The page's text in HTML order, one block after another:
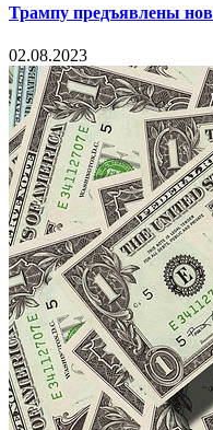
Трампу предъявлены
02.08.2023